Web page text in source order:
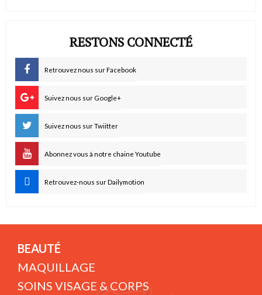
RESTONS CONNECTÉ
Retrouvez nous sur Facebook
Suivez nous sur Google+
Suivez nous sur Twiitter
Abonnez vous à notre chaine Youtube
Retrouvez-nous sur Dailymotion
BEAUTÉ
MAQUILLAGE
SOINS VISAGE & CORPS